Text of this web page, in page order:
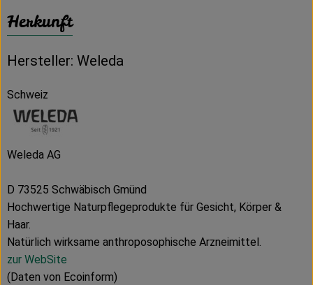
Herkunft
Hersteller: Weleda
Schweiz
Weleda AG
D 73525 Schwäbisch Gmünd
Hochwertige Naturpflegeprodukte für Gesicht, Körper &
Haar.
Natürlich wirksame anthroposophische Arzneimittel.
zur WebSite
(Daten von Ecoinform)